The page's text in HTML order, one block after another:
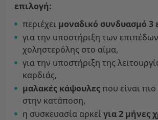
επιλογή:
περιέχει μοναδικό συνδυασμό 3
για την υποστήριξη των επιπέδων
χοληστερόλης στο αίμα,
για την υποστήριξη της
καρδιάς,
μαλακές κάψουλεςπου είναι
στην κατάποση,
η συσκευασία αρκείγια 2 μήνες